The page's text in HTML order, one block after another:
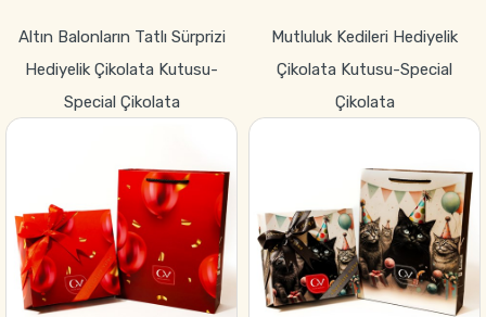
Altın Balonların Tatlı Sürprizi
Hediyelik Çikolata Kutusu-
Special Çikolata
Mutluluk Kedileri Hediyelik
Çikolata Kutusu-Special
Çikolata